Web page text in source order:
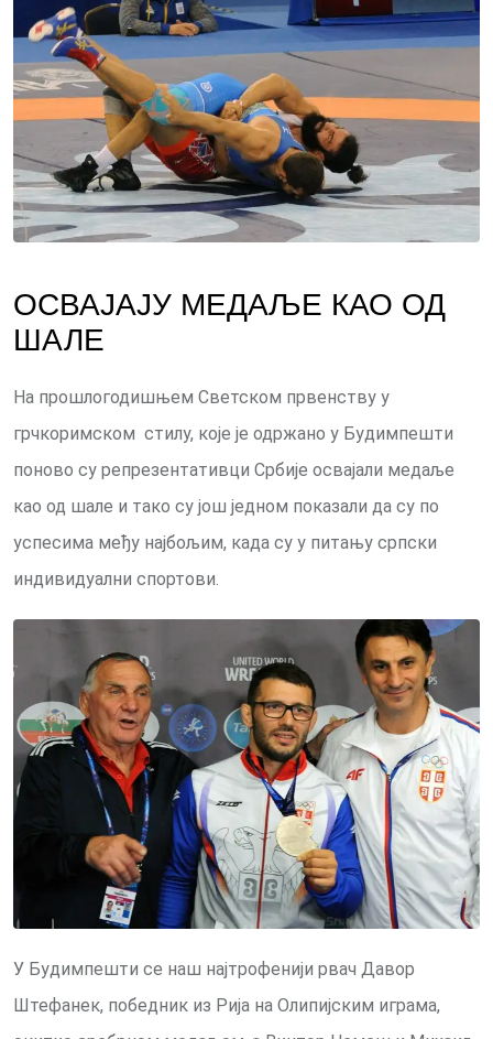
ОСВАЈАЈУ МЕДАЉЕ КАО ОД
ШАЛЕ
На прошлогодишњем Светском првенству у
грчкоримском стилу, које је одржано у Будимпешти
поново су репрезентативци Србије освајали медаље
као од шале и тако су још једном показали да су по
успесима међу најбољим, када су у питању српски
индивидуални спортови.
У Будимпешти се наш најтрофенији рвач Давор
Штефанек, победник из Рија на Олипијским играма,